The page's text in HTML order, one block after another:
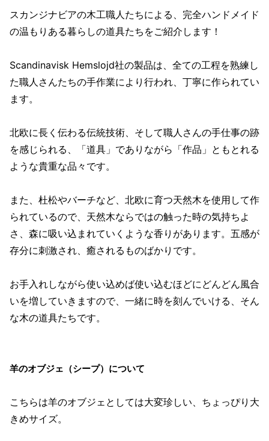
スカンジナビアの木工職人たちによる、完全ハンドメイド
の温もりある暮らしの道具たちをご紹介します！
Scandinavisk Hemslojd社の製品は、全ての工程を熟練し
た職人さんたちの手作業により行われ、丁寧に作られてい
ます。
北欧に長く伝わる伝統技術、そして職人さんの手仕事の跡
を感じられる、「道具」でありながら「作品」ともとれる
ような貴重な品々です。
また、杜松やバーチなど、北欧に育つ天然木を使用して作
られているので、天然木ならではの触った時の気持ちよ
さ、森に吸い込まれていくような香りがあります。五感が
存分に刺激され、癒されるものばかりです。
お手入れしながら使い込めば使い込むほどにどんどん風合
いを増していきますので、一緒に時を刻んでいける、そん
な木の道具たちです。
羊のオブジェ（シープ）について
こちらは羊のオブジェとしては大変珍しい、ちょっぴり大
きめサイズ。